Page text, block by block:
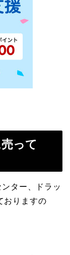
って
ター、ドラッ
おりますの